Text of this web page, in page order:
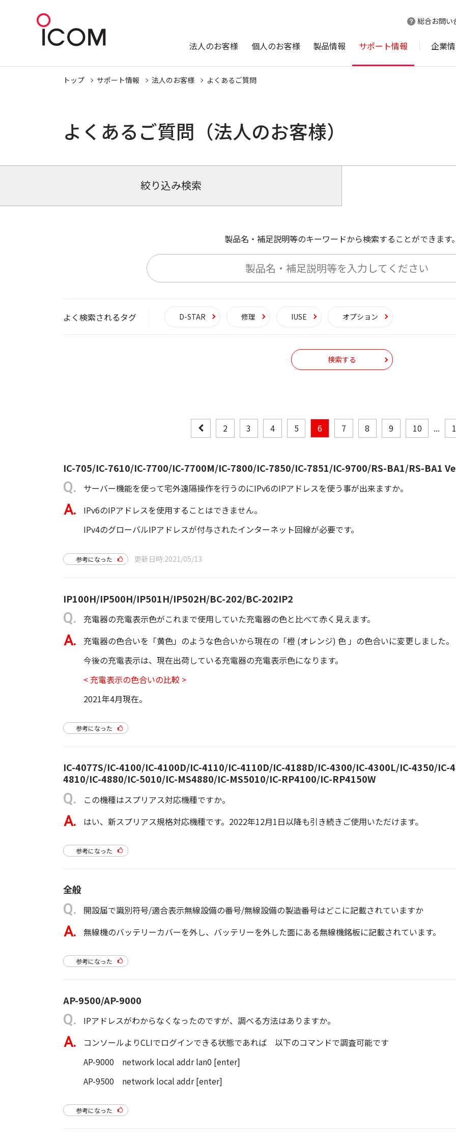
総合お問い
法人のお客様 個人のお客様 製品情報 サポート情報 企業
トップ サポート情報 法人のお客様 よくあるご質問
よくあるご質問（法人のお客様）
絞り込み検索
製品名・補足説明等のキーワードから検索することができます
よく検索されるタグ D-STAR 修理 IUSE オプション
検索する
2 3 4 5 6 7 8 9 10 ...
IC-705/IC-7610/IC-7700/IC-7700M/IC-7800/IC-7850/IC-7851/IC-9700/RS-BA1/RS-BA1
サーバー機能を使って宅外遠隔操作を行うのにIPv6のIPアドレスを使う事が出来ますか。
IPv6のIPアドレスを使用することはできません。
IPv4のグローバルIPアドレスが付与されたインターネット回線が必要です。
更新日時 2021/05/13
参考になった
IP100H/IP500H/IP501H/IP502H/BC-202/BC-202IP2
充電器の充電表示色がこれまで使用していた充電器の色と比べて赤く見えます。
充電器の色合いを「黄色」のような色合いから現在の「橙 (オレンジ) 色 」の色合いに変更しました。
今後の充電表示は、現在出荷している充電器の充電表示色になります。
< 充電表示の色合いの比較 >
2021年4月現在。
参考になった
IC-4077S/IC-4100/IC-4100D/IC-4110/IC-4110D/IC-4188D/IC-4300/IC-4300L/IC-4350/
4810/IC-4880/IC-5010/IC-MS4880/IC-MS5010/IC-RP4100/IC-RP4150W
この機種はスプリアス対応機種ですか。
はい、新スプリアス規格対応機種です。2022年12月1日以降も引き続きご使用いただけます。
参考になった
全般
開設届で識別符号/適合表示無線設備の番号/無線設備の製造番号はどこに記載されていますか
無線機のバッテリーカバーを外し、バッテリーを外した面にある無線機銘板に記載されています。
参考になった
AP-9500/AP-9000
IPアドレスがわからなくなったのですが、調べる方法はありますか。
コンソールよりCLIでログインできる状態であれば 以下のコマンドで調査可能です
AP-9000 network local addr lan0 [enter]
AP-9500 network local addr [enter]
参考になった